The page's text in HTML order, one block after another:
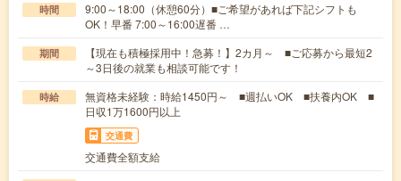
時間
9:00～18:00（休憩60分）■ご希望があれば下記シフトも
OK！早番 7:00～16:00遅番 …
期間
【現在も積極採用中！急募！】2カ月～ ■ご応募から最短2
～3日後の就業も相談可能です！
時給
無資格未経験：時給1450円～ ■週払いOK ■扶養内OK ■
日収1万1600円以上
交通費
交通費全額支給